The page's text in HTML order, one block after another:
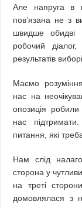
Але напруга в
пов’язана не з
швидше обидві
робочий
результатів
Маємо
нас на
опозиція
нас
питання, які
Нам слід
сторона у
на треті
домовлялася з